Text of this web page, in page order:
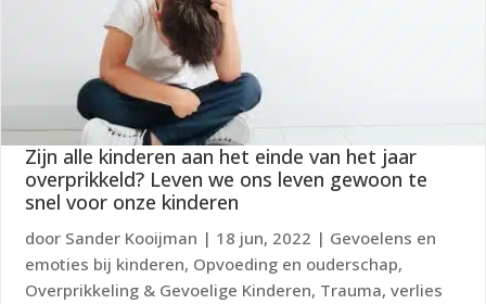
Zijn alle kinderen aan het einde van het jaar
overprikkeld? Leven we ons leven gewoon te
snel voor onze kinderen
door Sander Kooijman | 18 jun, 2022 | Gevoelens en
emoties bij kinderen, Opvoeding en ouderschap,
Overprikkeling & Gevoelige Kinderen, Trauma, verlies